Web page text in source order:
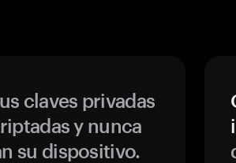
claves privadas
y nunca
su dispositivo.